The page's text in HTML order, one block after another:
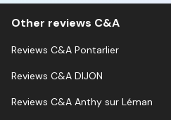
Other reviews C&A
Reviews C&A Pontarlier
Reviews C&A DIJON
Reviews C&A Anthy sur Léman